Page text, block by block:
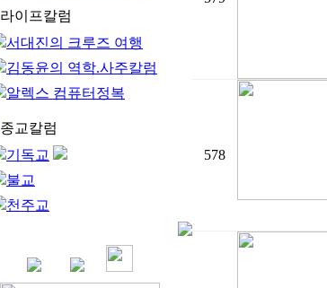
라이프칼럼
서대진의 크루즈 여행
김동윤의 역학.사주칼럼
알렉스 컴퓨터정복
종교칼럼
기독교
불교
천주교
578